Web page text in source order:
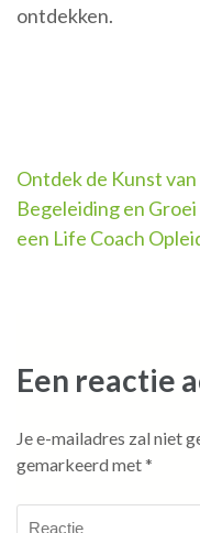
ontdekken.
Ontdek de Kunst van
Begeleiding en
een Life Coach
Een reactie
Je e-mailadres zal niet
gemarkeerd met*